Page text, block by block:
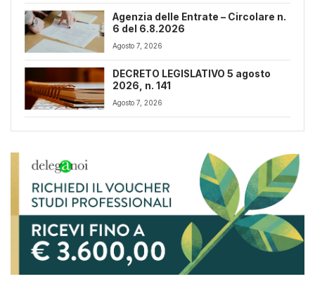
Agenzia delle Entrate – Circolare n.
6 del 6.8.2026
Agosto 7, 2026
DECRETO LEGISLATIVO 5 agosto
2026, n. 141
Agosto 7, 2026